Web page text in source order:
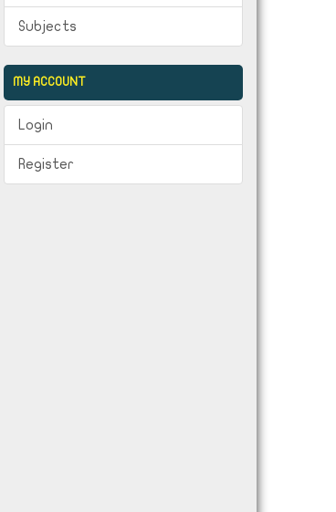
Subjects
MY ACCOUNT
Login
Register